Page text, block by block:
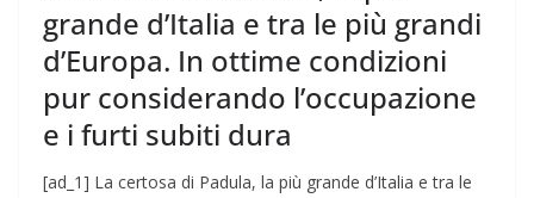
grande d’Italia e tra le più grandi
d’Europa. In ottime condizioni
pur considerando l’occupazione
e i furti subiti dura
[ad_1] La certosa di Padula, la più grande d’Italia e tra le